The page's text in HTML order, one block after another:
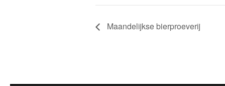
Maandelijkse bierproeverij